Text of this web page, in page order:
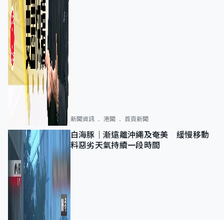
新聞資訊 港聞 首頁新聞
白海豚｜漸遠離沖繩及奄美 緩慢移動
料惡劣天氣持續一段時間